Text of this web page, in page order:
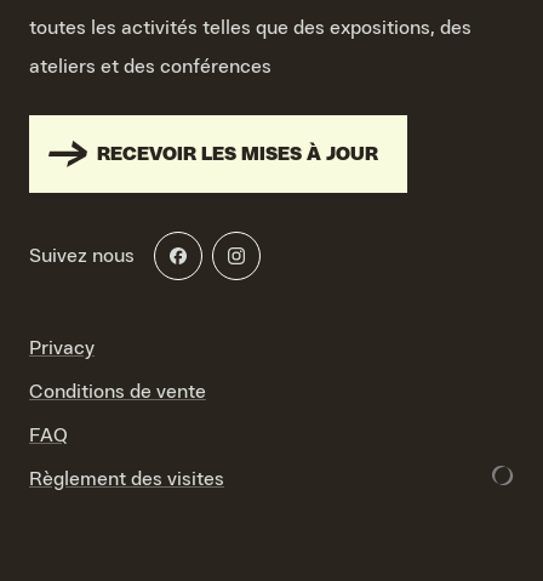
toutes les activités telles que des expositions, des
ateliers et des conférences
RECEVOIR LES MISES À JOUR
Suivez nous
Privacy
Conditions de vente
FAQ
Règlement des visites